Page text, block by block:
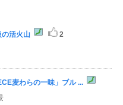
の活火山
2
麦わらの一味」ブル ...